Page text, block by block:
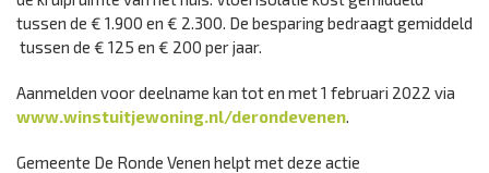
tussen de € 1.900 en € 2.300. De besparing bedraagt gemiddeld
tussen de € 125 en € 200 per jaar.
Aanmelden voor deelname kan tot en met 1 februari 2022 via
www.winstuitjewoning.nl/derondevenen.
Gemeente De Ronde Venen helpt met deze actie